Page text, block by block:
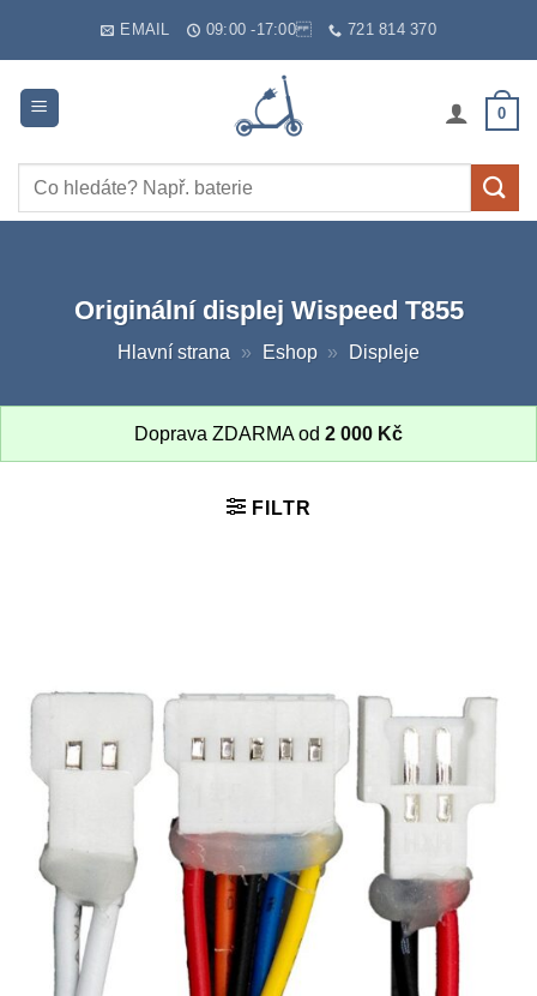
EMAIL 09:00 -17:00 721 814 370
0
Hledat:
Originální displej Wispeed T855
Hlavní strana » Eshop » Displeje
Doprava ZDARMA od 2 000 Kč
FILTR